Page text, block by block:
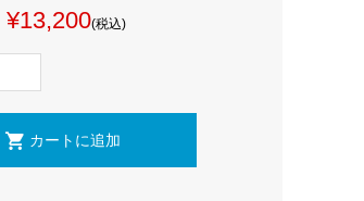
¥13,200(税込)